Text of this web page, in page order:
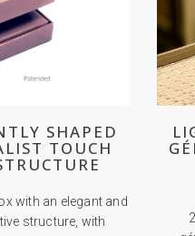
SHAPED
TOUCH
with an elegant and
structure, with